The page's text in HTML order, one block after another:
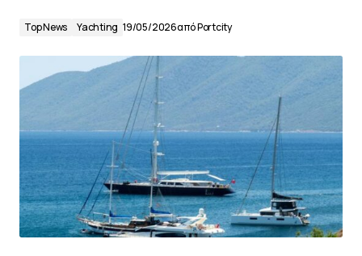
Top News Yachting 19/05/2026απόPortcity